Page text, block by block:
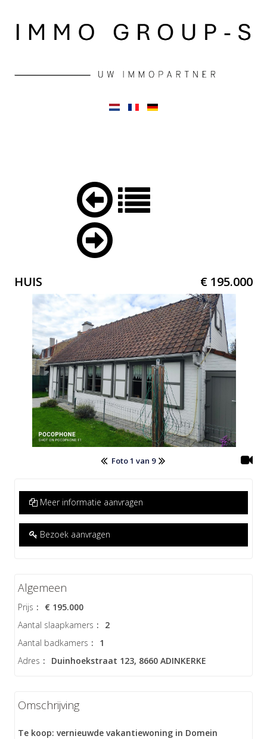
HUIS € 195.000
Foto 1 van 9
Meer informatie aanvragen
Bezoek aanvragen
Algemeen
Prijs :
€ 195.000
Aantal slaapkamers :
2
Aantal badkamers :
1
Adres : Duinhoekstraat 123, 8660 ADINKERKE
Omschrijving
Te koop: vernieuwde vakantiewoning in Domein